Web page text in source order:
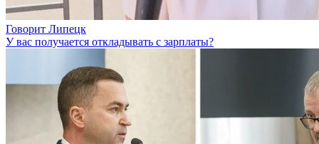
Говорит Липецк
У вас получается откладывать с зарплаты?